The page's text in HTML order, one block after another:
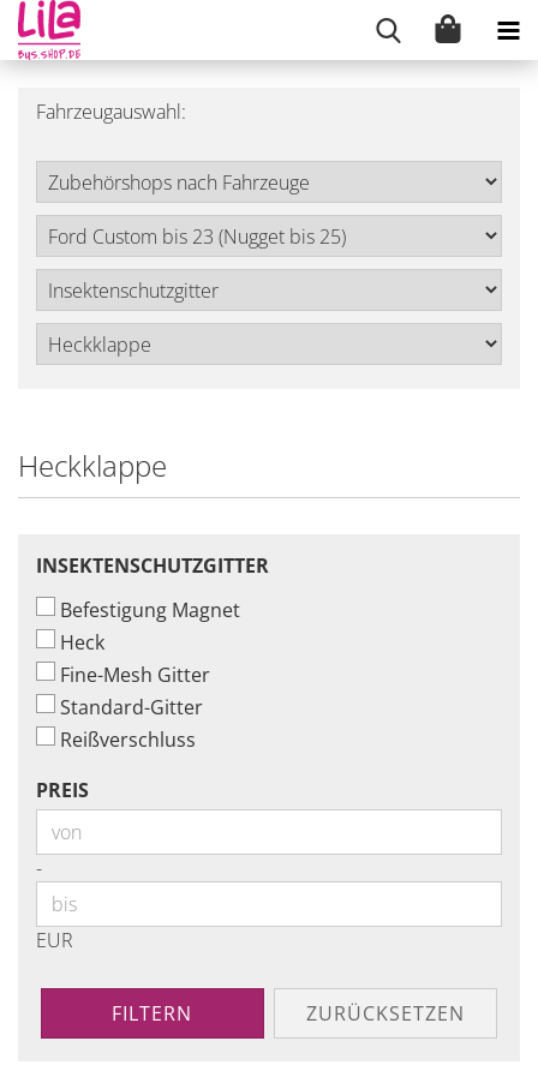
Fahrzeugauswahl:
Heckklappe
INSEKTENSCHUTZGITTER
INSEKTENSCHUTZGITTER
Befestigung Magnet
Heck
Fine-Mesh Gitter
Standard-Gitter
Reißverschluss
PREIS
PREIS
Preis bis
-
EUR
FILTERN ZURÜCKSETZEN